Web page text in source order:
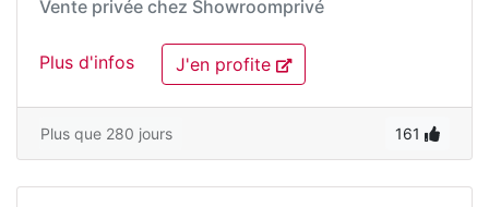
Vente privée chez Showroomprivé
Plus d'infos J'en profite
Plus que 280 jours 161